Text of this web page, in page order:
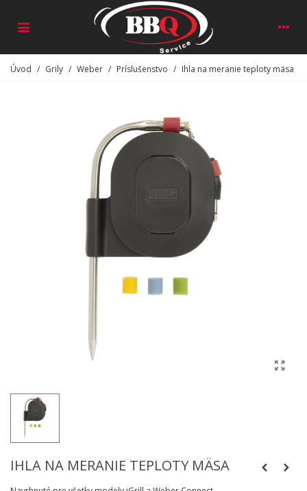
Úvod / Grily / Weber / Príslušenstvo / Ihla na meranie teploty mäsa
IHLA NA MERANIE TEPLOTY MÄSA